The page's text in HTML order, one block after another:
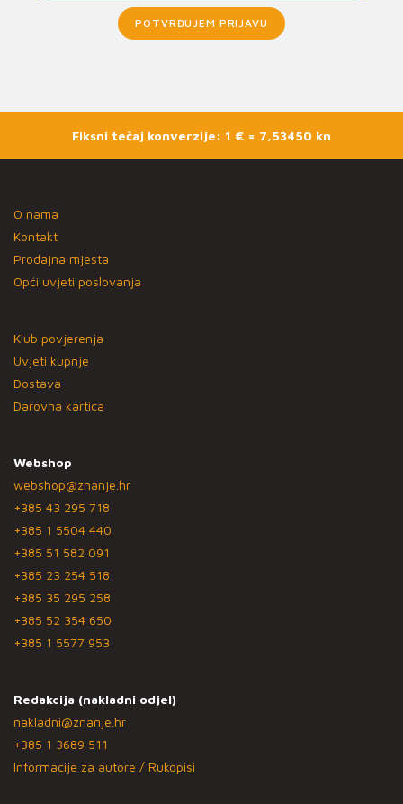
POTVRĐUJEM PRIJAVU
Fiksni tečaj konverzije: 1 € = 7,53450 kn
O nama
Kontakt
Prodajna mjesta
Opći uvjeti poslovanja
Klub povjerenja
Uvjeti kupnje
Dostava
Darovna kartica
Webshop
webshop@znanje.hr
+385 43 295 718
+385 1 5504 440
+385 51 582 091
+385 23 254 518
+385 35 295 258
+385 52 354 650
+385 1 5577 953
Redakcija (nakladni odjel)
nakladni@znanje.hr
+385 1 3689 511
Informacije za autore / Rukopisi